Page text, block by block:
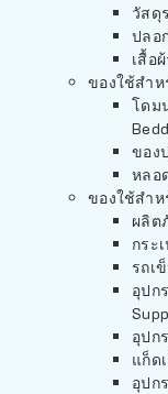
วัสดุ
ปลอ
เสื้อ
ของใช้สำห
โดม
ของ
หลอ
ของใช้สำห
ผลิต
กระ
รถเ
อุปก
อุปก
แก็ด
อุปก